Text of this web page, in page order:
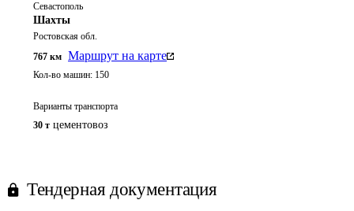
Севастополь
Шахты
Ростовская обл.
767 км Маршрут на карте
Кол-во машин: 150
Варианты транспорта
30 т цементовоз
Тендерная документация